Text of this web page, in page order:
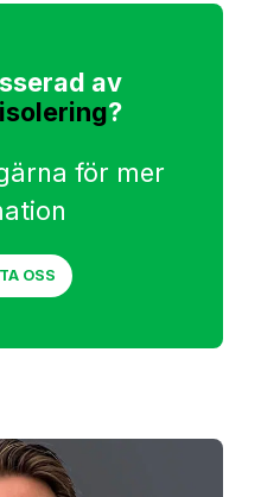
av
?
för mer
OSS